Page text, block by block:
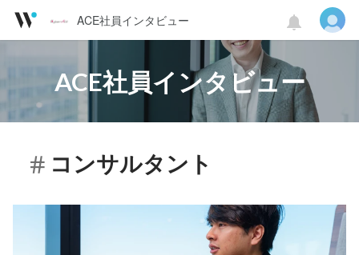
ACE社員インタビュー
ACE社員インタビュー
コンサルタント